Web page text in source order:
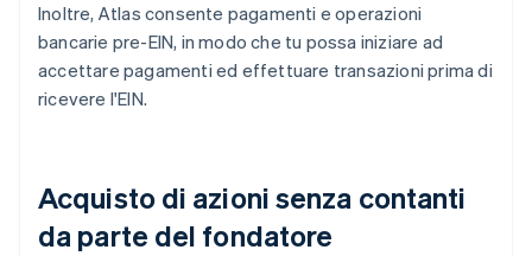
Inoltre, Atlas consente pagamenti e operazioni
bancarie pre-EIN, in modo che tu possa iniziare ad
accettare pagamenti ed effettuare transazioni prima di
ricevere l'EIN.
Acquisto di azioni senza contanti
da parte del fondatore